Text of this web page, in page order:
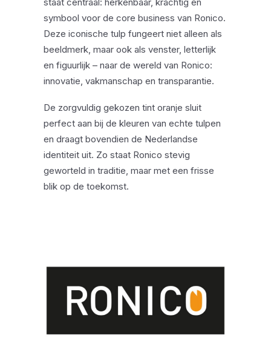
symbool voor de core business van Ronico.
Deze iconische tulp fungeert niet alleen als
beeldmerk, maar ook als venster, letterlijk
en figuurlijk – naar de wereld van Ronico:
innovatie, vakmanschap en transparantie.
De zorgvuldig gekozen tint oranje sluit
perfect aan bij de kleuren van echte tulpen
en draagt bovendien de Nederlandse
identiteit uit. Zo staat Ronico stevig
geworteld in traditie, maar met een frisse
blik op de toekomst.